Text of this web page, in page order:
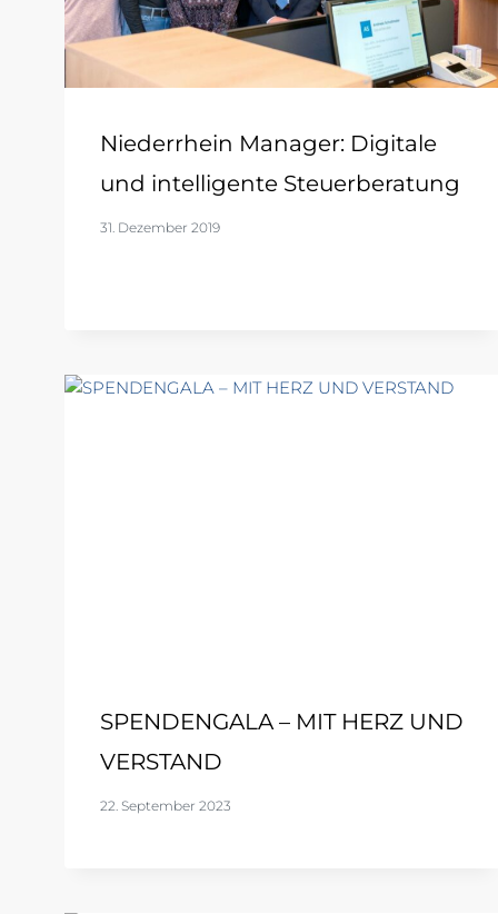
Niederrhein Manager: Digitale
und intelligente Steuerberatung
31. Dezember 2019
SPENDENGALA – MIT HERZ UND
VERSTAND
22. September 2023